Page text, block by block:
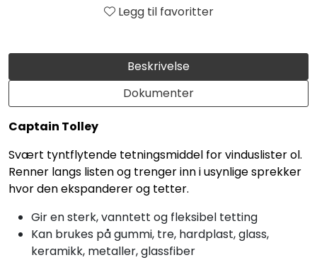
Beskrivelse
Dokumenter
Captain Tolley
Svært tyntflytende tetningsmiddel for vinduslister ol.
Renner langs listen og trenger inn i usynlige sprekker
hvor den ekspanderer og tetter.
Gir en sterk, vanntett og fleksibel tetting
Kan brukes på gummi, tre, hardplast, glass,
keramikk, metaller, glassfiber
Legg til favoritter